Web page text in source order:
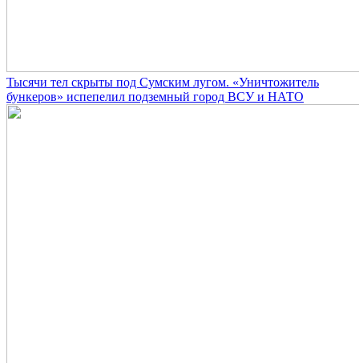
Тысячи тел скрыты под Сумским лугом. «Уничтожитель
бункеров» испепелил подземный город ВСУ и НАТО